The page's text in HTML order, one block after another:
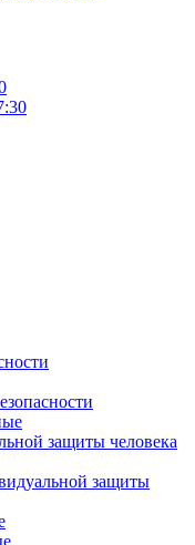
защиты человека
защиты